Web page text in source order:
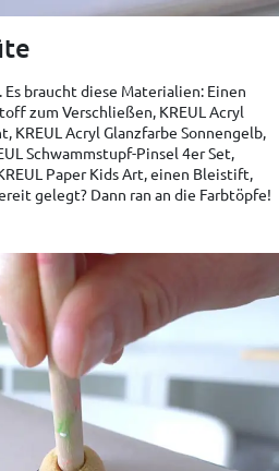
braucht diese Materialien: Einen
zum Verschließen, KREUL Acryl
Acryl Glanzfarbe Sonnengelb,
Schwammstupf-Pinsel 4er Set,
Paper Kids Art, einen Bleistift,
gelegt? Dann ran an die Farbtöpfe!